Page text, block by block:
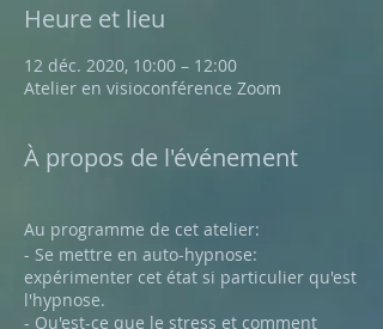
Heure et lieu
12 déc. 2020, 10:00 – 12:00
Atelier en visioconférence Zoom
À propos de l'événement
Au programme de cet atelier:
- Se mettre en auto-hypnose:
expérimenter cet état si particulier qu'est
l'hypnose.
- Qu'est-ce que le stress et comment